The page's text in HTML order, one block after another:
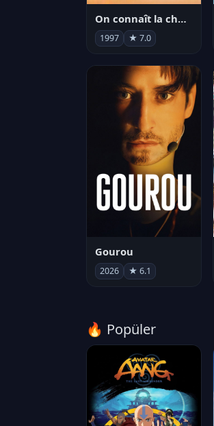
On connaît la chanson
1997 ★ 7.0
Gourou
2026 ★ 6.1
🔥 Popüler